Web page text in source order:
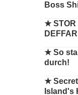
Boss
★STOR
★So
durch!
★
Island's